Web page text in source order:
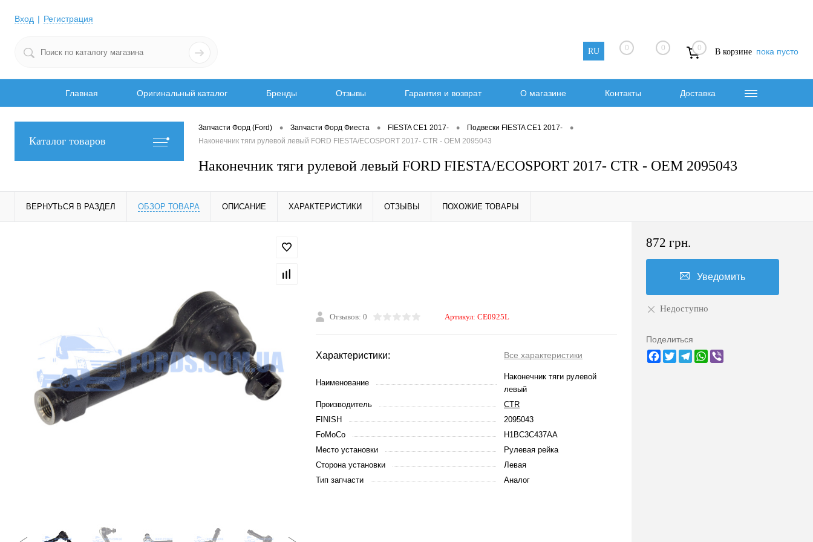
Вход Регистрация
RU 0 0 0 В корзине пока пусто
Главная Оригинальный каталог Бренды Отзывы Гарантия и возврат О магазине Контакты Доставка
Каталог товаров
Запчасти Форд (Ford) • Запчасти Форд Фиеста • FIESTA CE1 2017- • Подвески FIESTA CE1 2017- •
Наконечник тяги рулевой левый FORD FIESTA/ECOSPORT 2017- CTR - OEM 2095043
Наконечник тяги рулевой левый FORD FIESTA/ECOSPORT 2017- CTR - OEM 2095043
ВЕРНУТЬСЯ В РАЗДЕЛ ОБЗОР ТОВАРА ОПИСАНИЕ ХАРАКТЕРИСТИКИ ОТЗЫВЫ ПОХОЖИЕ ТОВАРЫ
Отзывов: 0 Артикул: CE0925L
Характеристики: Все характеристики
Наименование
Наконечник тяги рулевой
левый
Производитель
CTR
FINISH
2095043
FoMoCo
H1BC3C437AA
Место установки
Рулевая рейка
Сторона установки
Левая
Тип запчасти
Аналог
872 грн.
Уведомить
Недоступно
Поделиться
Facebook
TwitterTelegramWhatsApp